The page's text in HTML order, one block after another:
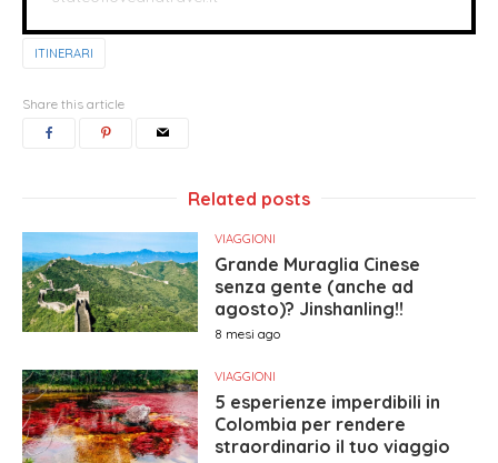
ITINERARI
Share this article
Related posts
VIAGGIONI
Grande Muraglia Cinese
senza gente (anche ad
agosto)? Jinshanling!!
8 mesi ago
VIAGGIONI
5 esperienze imperdibili in
Colombia per rendere
straordinario il tuo viaggio